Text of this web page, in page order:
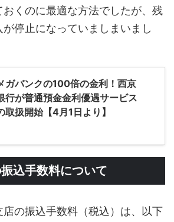
くのに最適な方法でしたが、残
停止になっていましまいまし
ガバンクの100倍の金利！西京
行が普通預金金利優遇サービス
取扱開始【4月1日より】
込手数料について
の振込手数料（税込）は、以下